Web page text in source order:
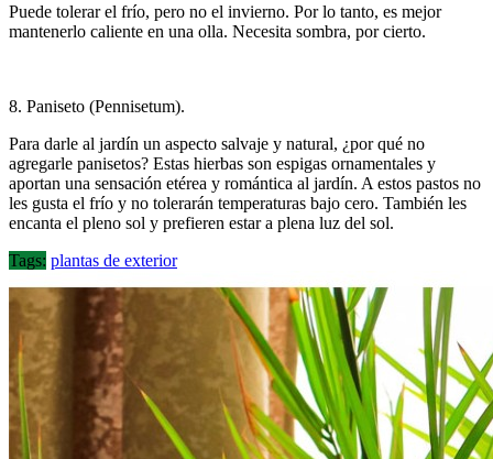
Puede tolerar el frío, pero no el invierno. Por lo tanto, es mejor
mantenerlo caliente en una olla. Necesita sombra, por cierto.
8. Paniseto (Pennisetum).
Para darle al jardín un aspecto salvaje y natural, ¿por qué no
agregarle panisetos? Estas hierbas son espigas ornamentales y
aportan una sensación etérea y romántica al jardín. A estos pastos no
les gusta el frío y no tolerarán temperaturas bajo cero. También les
encanta el pleno sol y prefieren estar a plena luz del sol.
Tags: plantas de exterior